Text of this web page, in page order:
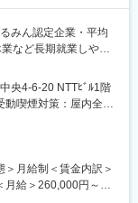
境です。
では、相談や質問を
の成功事例や参考情
付いています。
能です。メリハリを
新で再度選んでいた
め、世の中から研究
みん認定企業・平均
など長期就業しやす
客様で、情報・制
テナンスまで幅広く
したお取引が長期に
高く、営業もしやす
央4-6-20 NTTﾋﾞﾙ1階
動喫煙対策：屋内全面
月給制＜賃金内訳＞
月給＞260,000円～